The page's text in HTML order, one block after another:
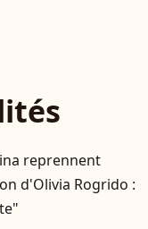
reprennent
d'Olivia Rogrido :